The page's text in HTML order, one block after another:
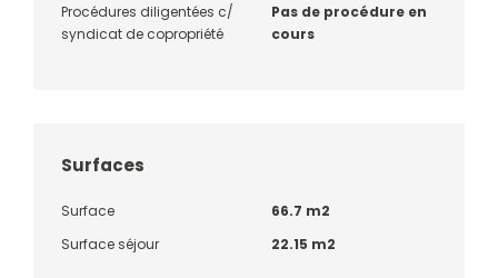
Procédures diligentées c/
syndicat de copropriété
Pas de procédure en
cours
Surfaces
Surface
66.7 m2
Surface séjour
22.15 m2